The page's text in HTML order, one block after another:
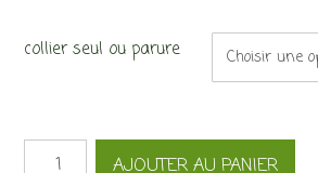
collier seul ou parure
AJOUTER AU PANIER